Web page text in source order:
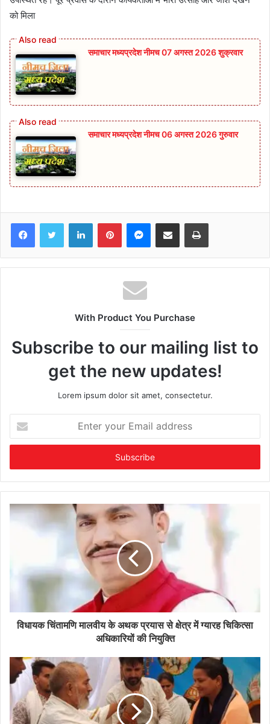
को मिला
समाचार मध्यप्रदेश नीमच 07 अगस्त 2026 शुक्रवार
समाचार मध्यप्रदेश नीमच 06 अगस्त 2026 गुरुवार
FacebookTwitter LinkedInPinterestMessenger
Share via Email Print
With Product You Purchase
Subscribe to our mailing list to
get the new updates!
Lorem ipsum dolor sit amet, consectetur.
your
Email
विधायक चिंतामणि मालवीय के अथक प्रयास से क्षेत्र में ग्यारह चिकित्सा
अधिकारियों की नियुक्ति